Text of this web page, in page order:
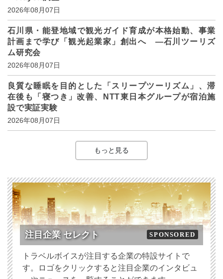
2026年08月07日
石川県・能登地域で観光ガイド育成が本格始動、事業
計画まで学び「観光起業家」創出へ ―石川ツーリズ
ム研究会
2026年08月07日
良質な睡眠を目的とした「スリープツーリズム」、滞
在後も「寝つき」改善、NTT東日本グループが宿泊施
設で実証実験
2026年08月07日
もっと見る
注目企業 セレクト SPONSORED
トラベルボイスが注目する企業の特設サイトで
す。ロゴをクリックすると注目企業のインタビュ